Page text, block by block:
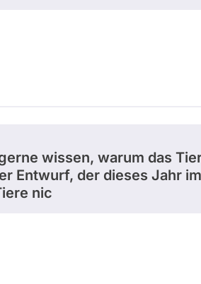
wissen, warum das
Entwurf, der dieses Jahr
nic